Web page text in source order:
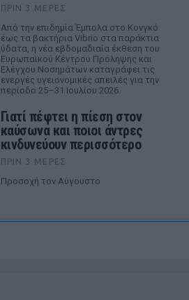
ΠΡΙΝ 3 ΜΈΡΕΣ
Από την επιδημία Έμπολα στο Κονγκό
έως τα βακτήρια Vibrio στα παράκτια
ύδατα, η νέα εβδομαδιαία έκθεση του
Ευρωπαϊκού Κέντρου Πρόληψης και
Ελέγχου Νοσημάτων καταγράφει τις
ενεργές υγειονομικές απειλές για την
περίοδο 25–31 Ιουλίου 2026.
Γιατί πέφτει η πίεση στον
καύσωνα και ποιοι άντρες
κινδυνεύουν περισσότερο
ΠΡΙΝ 3 ΜΈΡΕΣ
Προσοχή τον Αύγουστο